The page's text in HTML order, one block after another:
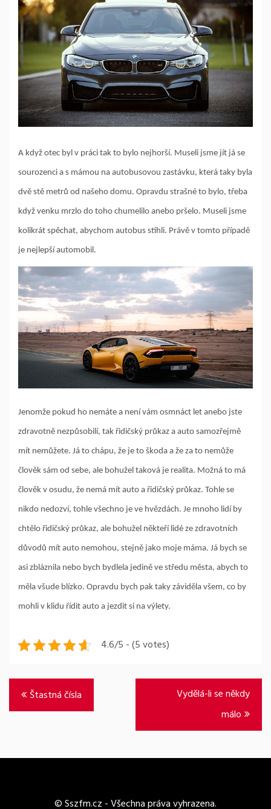
A když otec byl v práci tak to bylo nejhorší. Museli jsme jít já se
sourozenci a s mámou na autobusovou zastávku, která taky byla
dvě stě metrů od našeho domu. Opravdu strašné to bylo, třeba
když venku mrzlo do toho chumelilo anebo pršelo. Museli jsme
kolikrát spěchat, abychom autobus stihli. Právě v tomto případě
je nejlepší automobil.
Jenomže pokud ho nemáte a není vám osmnáct let anebo jste
zdravotně nezpůsobilí, tak řidičský průkaz a auto samozřejmě
mít nemůžete. Já to chápu, že je to škoda a že za to nemůže
člověk sám od sebe, ale bohužel taková je realita. Možná to má
člověk v osudu, že nemá mít auto a řidičský průkaz. Tohle se
nikdo nedozví, tohle všechno je ve hvězdách. Je mnoho lidí by
chtělo řidičský průkaz, ale bohužel někteří lidé ze zdravotních
důvodů mít auto nemohou, stejně jako moje máma. Já bych se
asi zbláznila nebo bych bydlela jedině ve středu města, abych to
měla všude blízko. Opravdu bych pak taky záviděla všem, co by
mohli v klidu řídit auto a jezdit si na výlety.
4.6/5 - (5 votes)
Navigace
pro
Štastná čísla
Vydělá-li se někdy
málo
© Sszfm.cz - Všechna práva vyhrazena.